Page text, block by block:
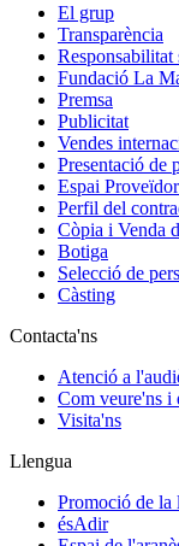
El grup
Transparència
Responsabilitat
Fundació La
Premsa
Publicitat
Vendes
Presentació de
Espai
Perfil del
Còpia i Venda
Botiga
Selecció de
Càsting
Contacta'ns
Atenció a
Com veure'ns i
Visita'ns
Llengua
Promoció de la
ésAdir